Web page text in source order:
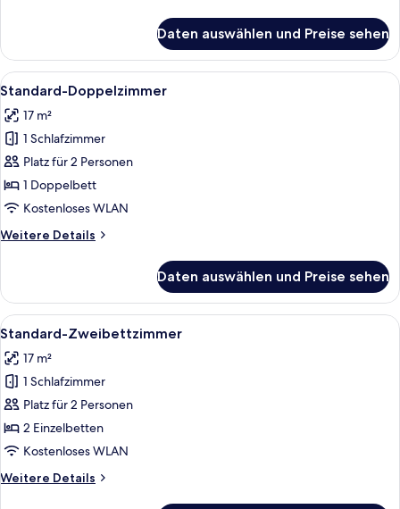
Daten auswählen und Preise sehen
Alle
Fotos
für
Standard-
Doppelzimmer
anzeigen
Ein Hotelzimmer mit einem Bett,
6
Standard-Doppelzimmer
17 m²
1 Schlafzimmer
Platz für 2 Personen
1 Doppelbett
Kostenloses WLAN
Weitere Details
Weitere
Doppelzimmer
Daten auswählen und Preise sehen
Alle
Fotos
für
Standard-
Zweibettzimmer
anzeigen
Ein Hotelzimmer mit zwei
4
Standard-Zweibettzimmer
17 m²
1 Schlafzimmer
Platz für 2 Personen
2 Einzelbetten
Kostenloses WLAN
Weitere Details
Weitere